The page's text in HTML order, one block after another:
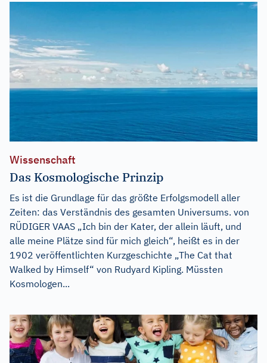
Wissenschaft
Das Kosmologische Prinzip
Es ist die Grundlage für das größte Erfolgsmodell aller
Zeiten: das Verständnis des gesamten Universums. von
RÜDIGER VAAS „Ich bin der Kater, der allein läuft, und
alle meine Plätze sind für mich gleich“, heißt es in der
1902 veröffentlichten Kurzgeschichte „The Cat that
Walked by Himself“ von Rudyard Kipling. Müssten
Kosmologen...